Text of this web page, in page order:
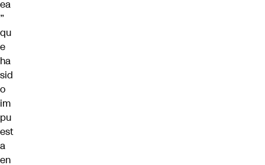
ea
”
qu
e
ha
sid
o
im
pu
est
a
en